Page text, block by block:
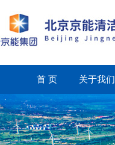
首 页 关于我们